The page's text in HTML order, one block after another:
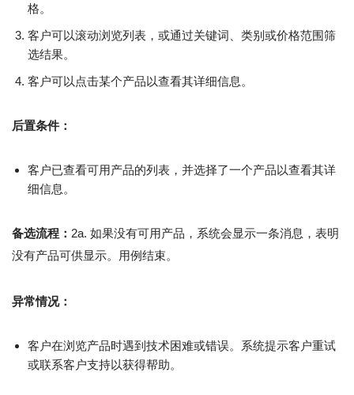
格。
客户可以滚动浏览列表，或通过关键词、类别或价格范围筛
选结果。
客户可以点击某个产品以查看其详细信息。
后置条件：
客户已查看可用产品的列表，并选择了一个产品以查看其详
细信息。
备选流程： 2a. 如果没有可用产品，系统会显示一条消息，表明
没有产品可供显示。用例结束。
异常情况：
客户在浏览产品时遇到技术困难或错误。系统提示客户重试
或联系客户支持以获得帮助。